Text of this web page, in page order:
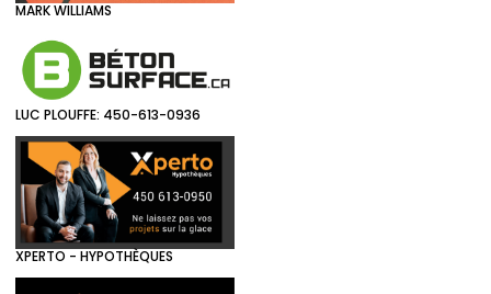
MARK WILLIAMS
LUC PLOUFFE: 450-613-0936
XPERTO - HYPOTHÈQUES